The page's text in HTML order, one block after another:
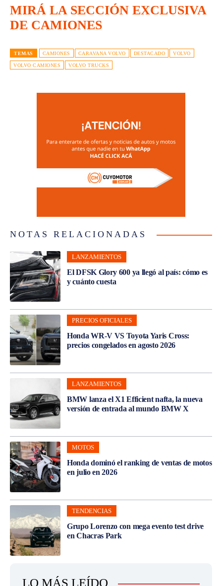
MIRÁ LA SECCIÓN EXCLUSIVA
DE CAMIONES
TEMAS CAMIONES CARAVANA VOLVO DESTACADO VOLVO
VOLVO CAMIONES VOLVO TRUCKS
NOTAS RELACIONADAS
LANZAMIENTOS
El DFSK Glory 600 ya llegó al país: cómo es
y cuánto cuesta
PRECIOS OFICIALES
Honda WR-V VS Toyota Yaris Cross:
precios congelados en agosto 2026
LANZAMIENTOS
BMW lanza el X1 Efficient nafta, la nueva
versión de entrada al mundo BMW X
MOTOS
Honda dominó el ranking de ventas de motos
en julio en 2026
TENDENCIAS
Grupo Lorenzo con mega evento test drive
en Chacras Park
LO MÁS LEÍDO